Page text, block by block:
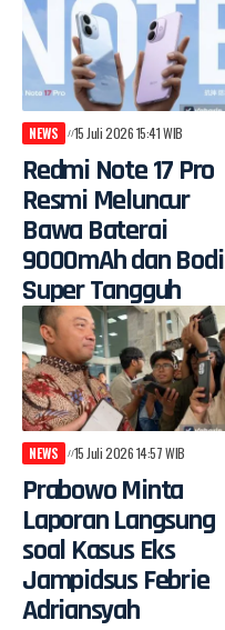
NEWS 15 Juli 2026 15:41 WIB
Redmi Note 17 Pro
Resmi Meluncur
Bawa Baterai
9000mAh dan Bodi
Super Tangguh
NEWS 15 Juli 2026 14:57 WIB
Prabowo Minta
Laporan Langsung
soal Kasus Eks
Jampidsus Febrie
Adriansyah